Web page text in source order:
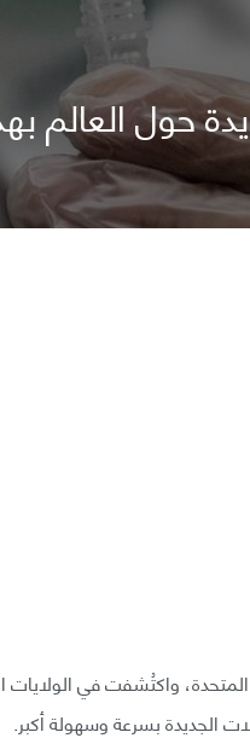
حول العالم
واكتُشفت في الولايات
الجديدة بسرعة وسهولة أكبر.